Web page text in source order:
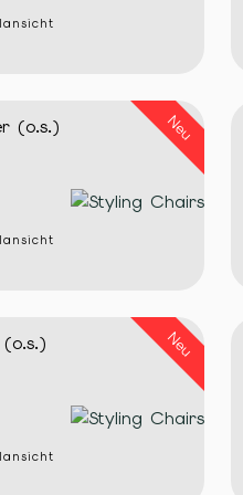
(o.s.) Neu
Neu